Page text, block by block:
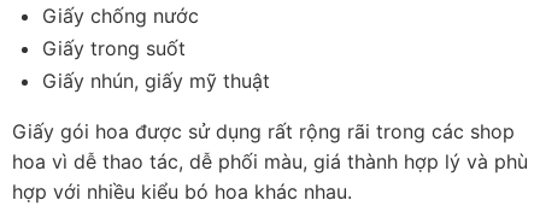
Giấy chống nước
Giấy trong suốt
Giấy nhún, giấy mỹ thuật
Giấy gói hoa được sử dụng rất rộng rãi trong các shop
hoa vì dễ thao tác, dễ phối màu, giá thành hợp lý và phù
hợp với nhiều kiểu bó hoa khác nhau.